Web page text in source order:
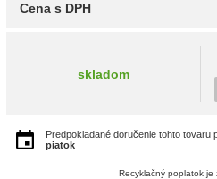
Cena s DPH
skladom
Predpokladané doručenie tohto tovaru
piatok
Recyklačný poplatok je